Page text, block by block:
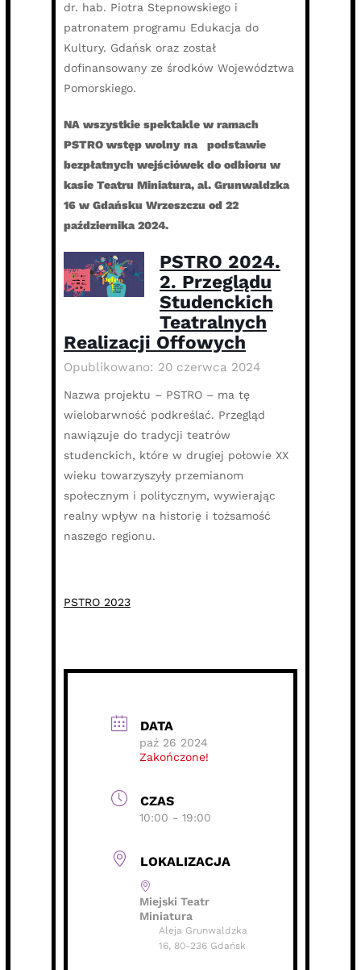
dr. hab. Piotra Stepnowskiego i
patronatem programu Edukacja do
Kultury. Gdańsk oraz został
dofinansowany ze środków Województwa
Pomorskiego.
NA wszystkie spektakle w ramach
PSTRO wstęp wolny na podstawie
bezpłatnych wejściówek do odbioru w
kasie Teatru Miniatura, al. Grunwaldzka
16 w Gdańsku Wrzeszczu od 22
października 2024.
PSTRO 2024.
2. Przeglądu
Studenckich
Teatralnych
Realizacji Offowych
Opublikowano: 20 czerwca 2024
Nazwa projektu – PSTRO – ma tę
wielobarwność podkreślać. Przegląd
nawiązuje do tradycji teatrów
studenckich, które w drugiej połowie XX
wieku towarzyszyły przemianom
społecznym i politycznym, wywierając
realny wpływ na historię i tożsamość
naszego regionu.
PSTRO 2023
DATA
paź 26 2024
Zakończone!
CZAS
10:00 - 19:00
LOKALIZACJA
Miejski Teatr
Miniatura
Aleja Grunwaldzka
16, 80-236 Gdańsk